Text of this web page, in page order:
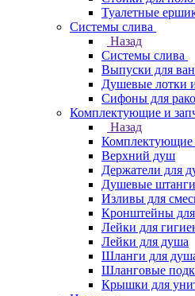
Туалетные
Системы слива
Назад
Системы слива
Выпуски для
Душевые лотки
Сифоны для
Комплектующие и
Назад
Комплектующие
Верхний душ
Держатели для
Душевые штанги
Изливы для
Кронштейны
Лейки для
Лейки для душа
Шланги для
Шланговые
Крышки для